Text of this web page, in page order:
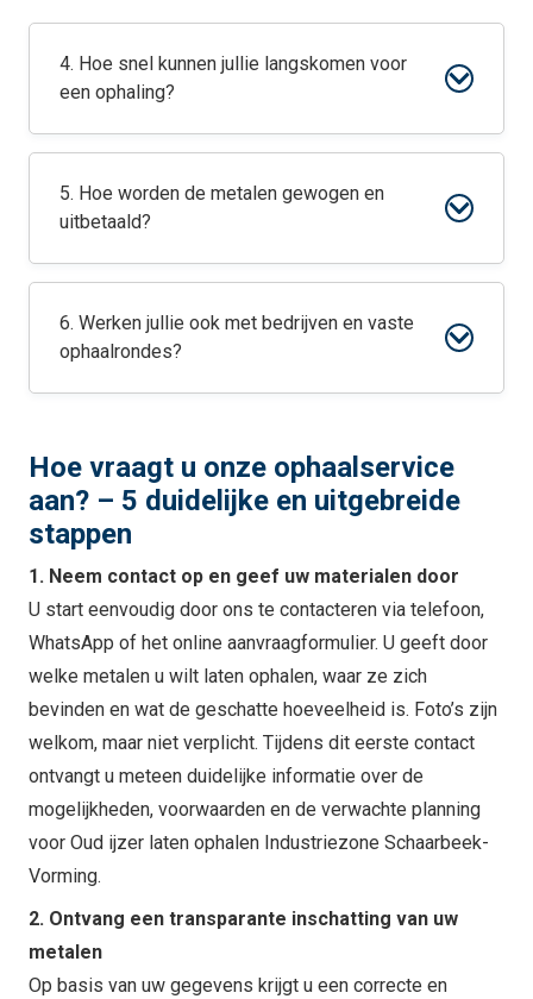
4. Hoe snel kunnen jullie langskomen voor
een ophaling?
5. Hoe worden de metalen gewogen en
uitbetaald?
6. Werken jullie ook met bedrijven en vaste
ophaalrondes?
Hoe vraagt u onze ophaalservice
aan? – 5 duidelijke en uitgebreide
stappen
1. Neem contact op en geef uw materialen door
U start eenvoudig door ons te contacteren via telefoon,
WhatsApp of het online aanvraagformulier. U geeft door
welke metalen u wilt laten ophalen, waar ze zich
bevinden en wat de geschatte hoeveelheid is. Foto’s zijn
welkom, maar niet verplicht. Tijdens dit eerste contact
ontvangt u meteen duidelijke informatie over de
mogelijkheden, voorwaarden en de verwachte planning
voor Oud ijzer laten ophalen Industriezone Schaarbeek-
Vorming.
2. Ontvang een transparante inschatting van uw
metalen
Op basis van uw gegevens krijgt u een correcte en